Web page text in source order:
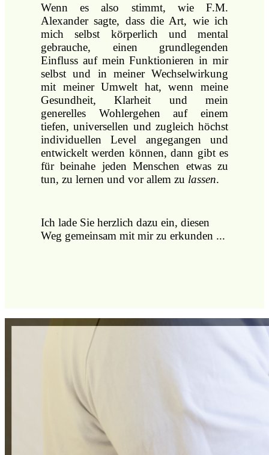
Wenn es also stimmt, wie F.M.
Alexander sagte, dass die Art, wie ich
mich selbst körperlich und mental
gebrauche, einen grundlegenden
Einfluss auf mein Funktionieren in mir
selbst und in meiner Wechselwirkung
mit meiner Umwelt hat, wenn meine
Gesundheit, Klarheit und mein
generelles Wohlergehen auf einem
tiefen, universellen und zugleich höchst
individuellen Level angegangen und
entwickelt werden können, dann gibt es
für beinahe jeden Menschen etwas zu
tun, zu lernen und vor allem zu lassen.
Ich lade Sie herzlich dazu ein, diesen
Weg gemeinsam mit mir zu erkunden ...